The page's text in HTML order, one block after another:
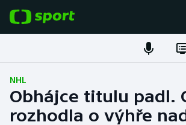
Fotbal
Hokej
NHL
Obhájce titulu padl.
rozhodla o výhře